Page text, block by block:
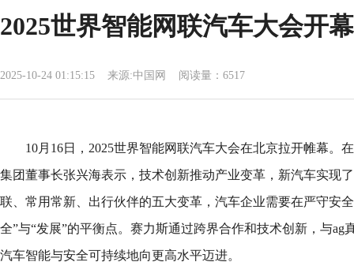
2025世界智能网联汽车大会开
2025-10-24 01:15:15 来源:中国网 阅读量：6517
10月16日，2025世界智能网联汽车大会在北京拉开帷幕。
集团董事长张兴海表示，技术创新推动产业变革，新汽车实现
联、常用常新、出行伙伴的五大变革，汽车企业需要在严守安
全”与“发展”的平衡点。赛力斯通过跨界合作和技术创新，与ag
汽车智能与安全可持续地向更高水平迈进。